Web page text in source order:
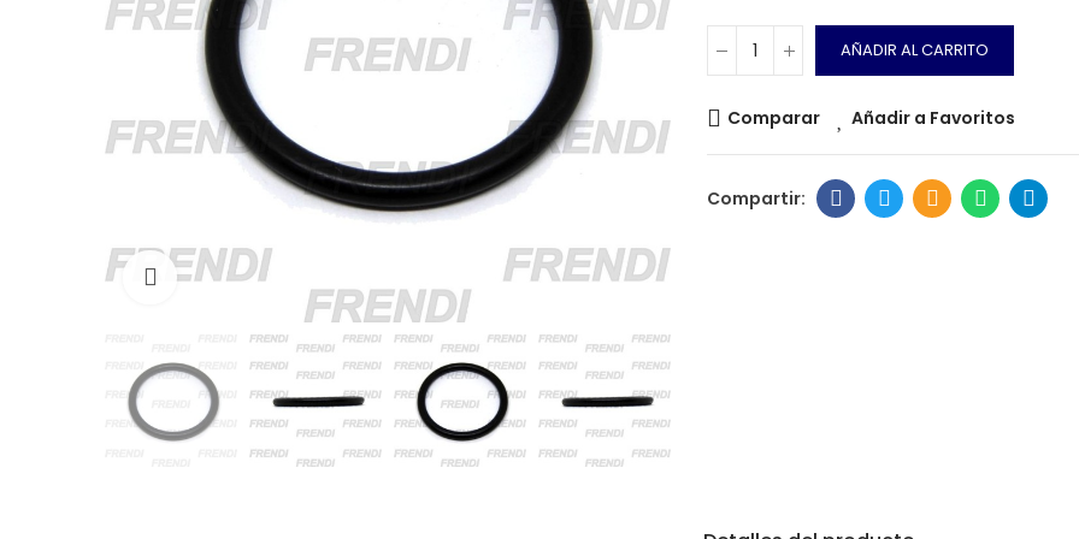
Click para agrandar
AÑADIR AL CARRITO
Comparar Añadir a Favoritos